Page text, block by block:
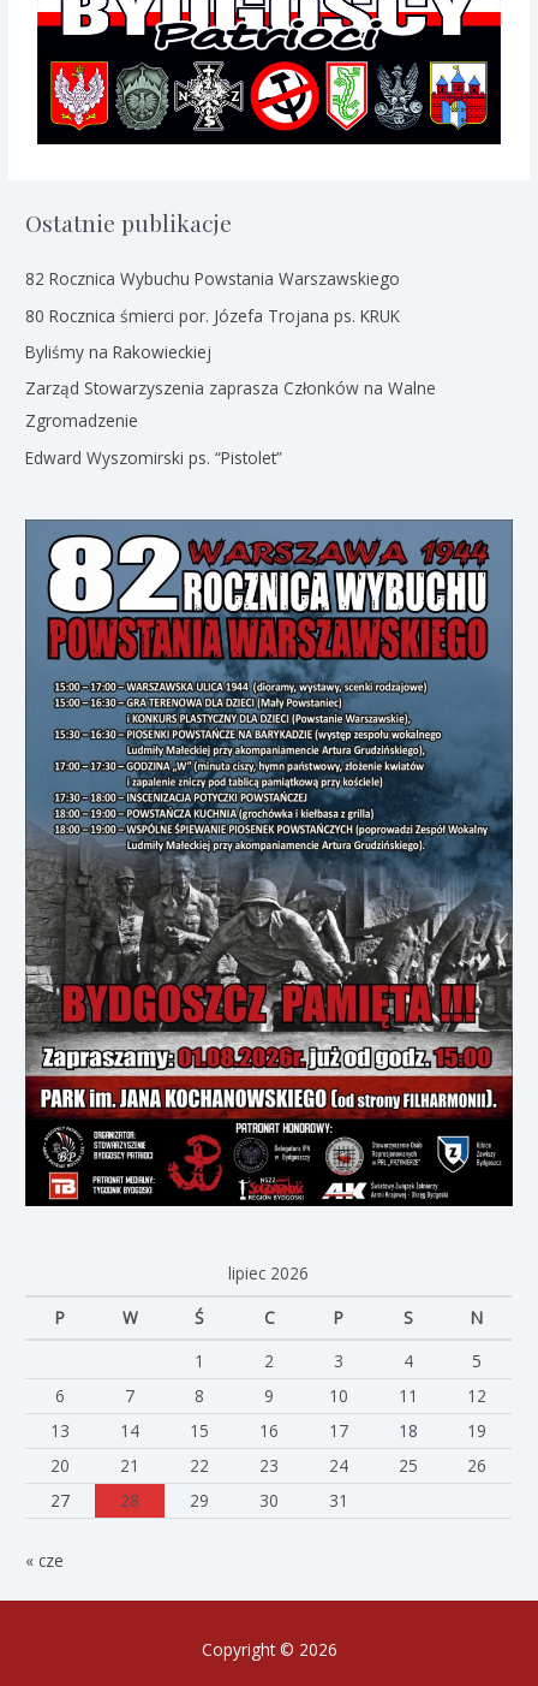
Ostatnie publikacje
82 Rocznica Wybuchu Powstania Warszawskiego
80 Rocznica śmierci por. Józefa Trojana ps. KRUK
Byliśmy na Rakowieckiej
Zarząd Stowarzyszenia zaprasza Członków na Walne
Zgromadzenie
Edward Wyszomirski ps. “Pistolet”
lipiec 2026
P
W Ś C P S
N
1
2 3 4
5
6
7 8 9 10 11
12
13
14 15 16 17 18
19
20
21 22 23 24 25
26
27
28 29 30 31
« cze
Copyright © 2026